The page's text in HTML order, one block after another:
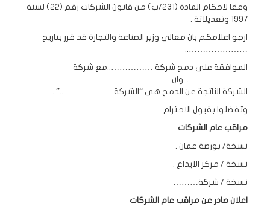
وفقا لاحكام المادة (231/ب) من قانون الشركات رقم (22) لسنة
1997 وتعديلاتة .
ارجو اعلامكم بان معالى وزير الصناعة والتجارة قد قرر بتاريخ
…………………..
الموافقة على دمج شركة ……………..مع شركة
………………….. وان
الشركة الناتجة عن الدمج هى “الشركة………………..” .
وتفضلوا بقبول الاحترام
مراقب عام الشركات
نسخة/ بورصة عمان .
نسخة / مركز الايداع .
نسخة / شركة………
اعلان صادر عن مراقب عام الشركات